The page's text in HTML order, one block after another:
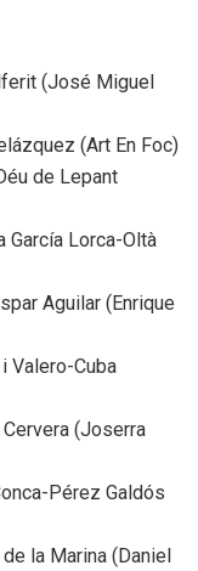
(José Miguel
(Art En Foc)
de Lepant
García Lorca-Oltà
Aguilar (Enrique
Valero-Cuba
(Joserra
Pérez Galdós
la Marina (Daniel